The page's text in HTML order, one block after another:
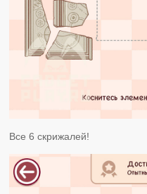
Все 6 скрижалей!